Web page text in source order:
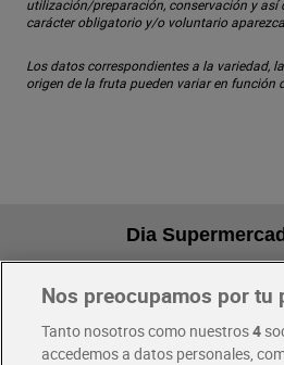
utilización/preparación, conservación y
carácter obligatorio y/o voluntario
Los datos correspondientes a la variedad,
origen de la fruta pueden variar en función
Dia
Pide hoy, recibe hoy
Nos preocupamos por tu
Tanto nosotros como nuestros4
accedemos a datos personales,